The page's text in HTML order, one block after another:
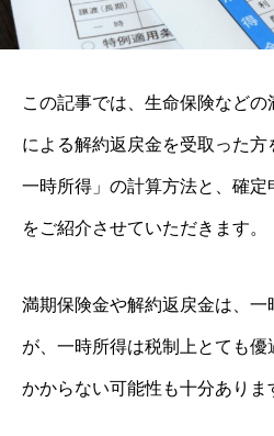
この記事では、生命保険など
による解約返戻金を受取った
一時所得」の計算方法と、確定
をご紹介させていただきます。
満期保険金や解約返戻金は、
が、一時所得は税制上とても
かからない可能性も十分ありま